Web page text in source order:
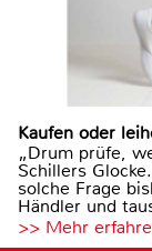
Kaufen oder
„Drum prüfe,
Schillers
solche Frage
Händler und
>> Mehr